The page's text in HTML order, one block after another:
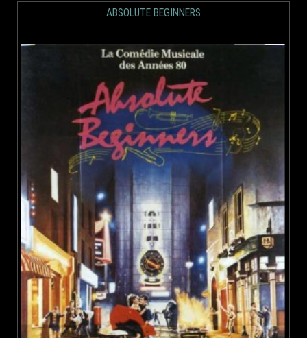
ABSOLUTE BEGINNERS